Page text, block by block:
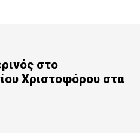
στο
Χριστοφόρου στα